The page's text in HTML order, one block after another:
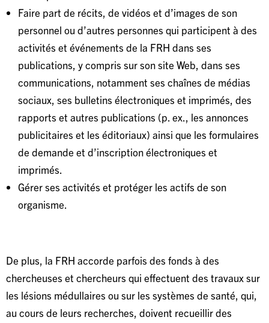
Faire part de récits, de vidéos et d’images de son
personnel ou d’autres personnes qui participent à des
activités et événements de la FRH dans ses
publications, y compris sur son site Web, dans ses
communications, notamment ses chaînes de médias
sociaux, ses bulletins électroniques et imprimés, des
rapports et autres publications (p. ex., les annonces
publicitaires et les éditoriaux) ainsi que les formulaires
de demande et d’inscription électroniques et
imprimés.
Gérer ses activités et protéger les actifs de son
organisme.
De plus, la FRH accorde parfois des fonds à des
chercheuses et chercheurs qui effectuent des travaux sur
les lésions médullaires ou sur les systèmes de santé, qui,
au cours de leurs recherches, doivent recueillir des